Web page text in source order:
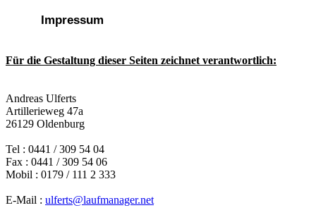
Impressum
Für die Gestaltung dieser Seiten zeichnet verantwortlich:
Andreas Ulferts
Artillerieweg 47a
26129 Oldenburg
Tel : 0441 / 309 54 04
Fax : 0441 / 309 54 06
Mobil : 0179 / 111 2 333
E-Mail : ulferts@laufmanager.net